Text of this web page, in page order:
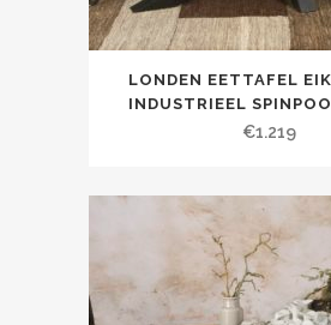
LONDEN EETTAFEL
INDUSTRIEEL
€1.219